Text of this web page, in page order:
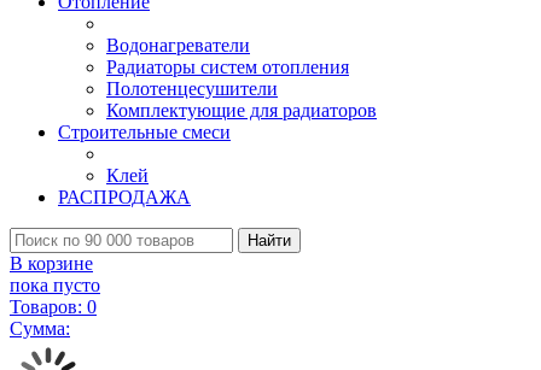
Водонагреватели
Радиаторы систем отопления
Полотенцесушители
Комплектующие для радиаторов
Строительные смеси
Клей
РАСПРОДАЖА
Найти
В корзине
пока пусто
Товаров: 0
Сумма: